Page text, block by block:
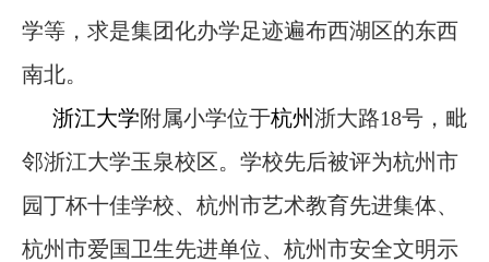
学等，求是集团化办学足迹遍布西湖区的东西
南北。
浙江大学附属小学位于杭州浙大路18号，毗
邻浙江大学玉泉校区。 学校先后被评为杭州市
园丁杯十佳学校、杭州市艺术教育先进集体、
杭州市爱国卫生先进单位、杭州市安全文明示